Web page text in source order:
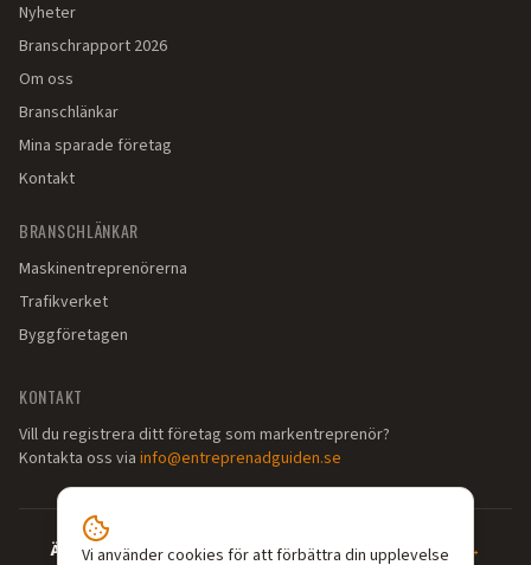
Nyheter
Branschrapport 2026
Om oss
Branschlänkar
Mina sparade företag
Kontakt
BRANSCHLÄNKAR
Maskinentreprenörerna
Trafikverket
Byggföretagen
KONTAKT
Vill du registrera ditt företag som markentreprenör?
Kontakta oss via info@entreprenadguiden.se
Är du markentreprenör?—Syns där dina kunder söker →
Vi använder cookies för att förbättra din upplevelse